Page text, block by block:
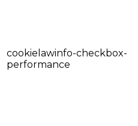
cookielawinfo-checkbox-
performance